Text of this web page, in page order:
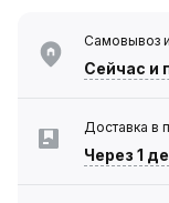
Самовывоз
Сейчас и
Доставка в
Через 1